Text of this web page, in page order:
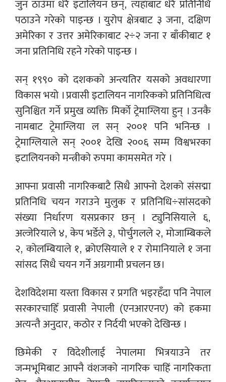
जुन ठाउँमा धेरै इटालियन छन्, त्यहाँबाट धेरै प्रतिनिधि
पठाउने गरेको पाइन्छ । युरोप क्षेत्रबाट ३ जना, दक्षिण
अमेरिका र उत्तर अमेरिकाबाट २÷२ जना र बाँकीबाट १
जना प्रतिनिधि रहने गरेको पाइन्छ ।
सन् १९९० को दशकको अन्त्यतिर यसको अवधारणा
विकास भयो । प्रवासी इटालियन नागरिकको प्रतिनिधित्व
सुनिश्चित गर्ने प्रमुख व्यक्ति मिर्को ट्रेमाग्लिया हुन् । उनकै
नामबाट ट्रेमाग्लिया ल सन् २००१ पनि भनिन्छ ।
ट्रेमाग्लियाले सन् २००१ देखि २००६ सम्म विश्वभरका
इटालियनको मन्त्रीको रुपमा कामसमेत गरे ।
आफ्ना प्रवासी नागरिकबाटै सिधै आफ्नो देशको संसद्मा
प्रतिनिधि चयन गराउने मुलुक र प्रतिनिधि÷सांसदको
संख्या निर्धारण यसप्रकार छन् । ट्युनिसियाले ६,
अल्जेरियाले ४, केप भर्डेले ३, पोर्चुगलले २, मोजाम्बिकले
२, कोलम्बियाले १, क्रोएसियाले १ र रोमानियाले १ जना
सांसद सिधै चयन गर्ने अग्रगामी प्रचलन छ।
देशविदेशमा यस्ता विकास र प्रगति भइरहँदा पनि नेपाल
सरकारचाहिँ प्रवासी नेपाली (एनआरएनए) को हकमा
अत्यन्तै अनुदार, कठोर र निर्दयी भएको देखिन्छ ।
छिमेकी र विदेशीलाई नेपालमा भित्रयाउने तर
जन्मभूमिबाट आफ्नै वंशजको नागरिक चाहिं नागरिकता